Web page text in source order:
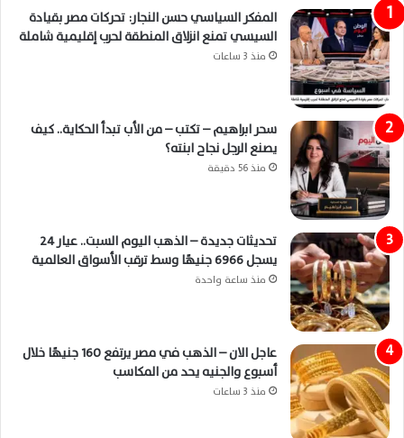
المفكر السياسي حسن النجار: تحركات مصر بقيادة
السيسي تمنع انزلاق المنطقة لحرب إقليمية شاملة
منذ 3 ساعات
سحر ابراهيم – تكتب – من الأب تبدأ الحكاية.. كيف
يصنع الرجل نجاح ابنته؟
منذ 56 دقيقة
تحديثات جديدة – الذهب اليوم السبت.. عيار 24
يسجل 6966 جنيهًا وسط ترقب الأسواق العالمية
منذ ساعة واحدة
عاجل الان – الذهب في مصر يرتفع 160 جنيهًا خلال
أسبوع والجنيه يحد من المكاسب
منذ 3 ساعات